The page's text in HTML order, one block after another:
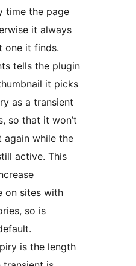
time the page
it always
one it finds.
tells the plugin
it picks
as a transient
so that it won’t
again while the
active. This
on sites with
so is
is the length